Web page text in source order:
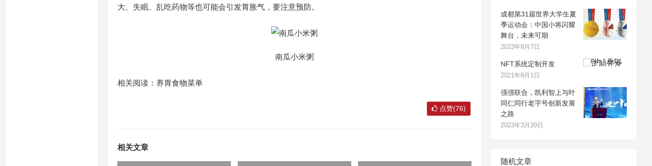
大、失眠、乱吃药物等也可能会引发胃胀气，要注意预防。
南瓜小米粥
相关阅读：养胃食物菜单
点赞(76)
相关文章
成都第31届世界大学生夏
季运动会：中国小将闪耀
舞台，未来可期
2023年8月7日
NFT系统定制开发
2021年9月1日
强强联合，凯利智上与叶
同仁同行老字号创新发展
之路
2023年3月20日
随机文章